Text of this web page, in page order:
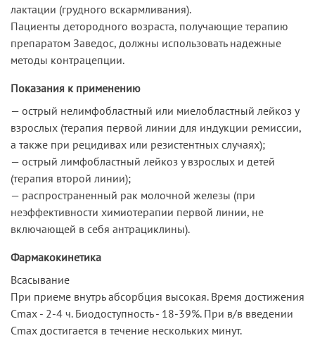
лактации (грудного вскармливания).
Пациенты детородного возраста, получающие терапию
препаратом Заведос, должны использовать надежные
методы контрацепции.
Показания к применению
— острый нелимфобластный или миелобластный лейкоз у
взрослых (терапия первой линии для индукции ремиссии,
а также при рецидивах или резистентных случаях);
— острый лимфобластный лейкоз у взрослых и детей
(терапия второй линии);
— распространенный рак молочной железы (при
неэффективности химиотерапии первой линии, не
включающей в себя антрациклины).
Фармакокинетика
Всасывание
При приеме внутрь абсорбция высокая. Время достижения
Cmax - 2-4 ч. Биодоступность - 18-39%. При в/в введении
Cmax достигается в течение нескольких минут.